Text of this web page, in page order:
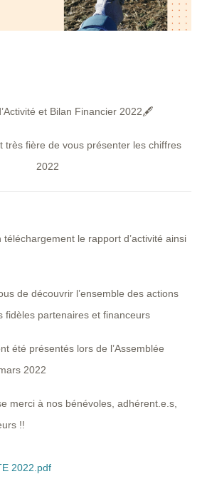
et Bilan Financier 2022🖋
très fière de vous présenter les chiffres
2022
le rapport d’activité ainsi
de découvrir l’ensemble des actions
fidèles partenaires et financeurs
été présentés lors de l’Assemblée
2022
merci à nos bénévoles, adhérent.e.s,
!!
2022.pdf